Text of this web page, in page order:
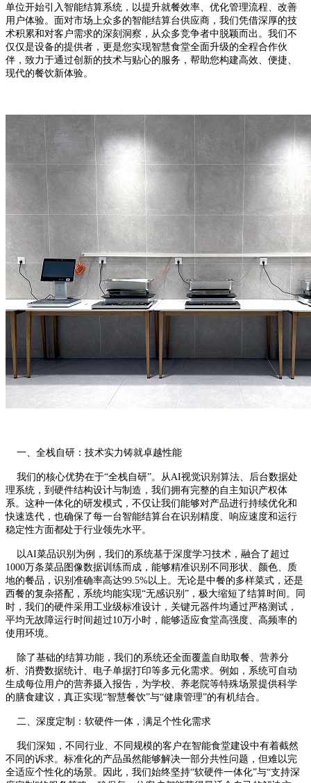
单位开始引入智能结算系统，以提升就餐效率、优化管理流程、改善
用户体验。面对市场上众多的智能结算台供应商，我们凭借深厚的技
术积累和对客户需求的深刻洞察，从众多竞争者中脱颖而出。我们不
仅仅是设备的提供者，更是您实现智慧食堂全面升级的全程合作伙
伴，致力于通过创新的技术与贴心的服务，帮助您构建高效、便捷、
现代的餐饮新体验。
一、全栈自研：技术实力铸就卓越性能
我们的核心优势在于“全栈自研”。从AI视觉识别算法、后台数据处
理系统，到硬件结构设计与制造，我们拥有完整的自主知识产权体
系。这种一体化的研发模式，不仅让我们能够对产品进行持续优化和
快速迭代，也确保了每一台智能结算台在识别精度、响应速度和运行
稳定性方面都处于行业领先水平。
以AI菜品识别为例，我们的系统基于深度学习技术，融合了超过
1000万条菜品图像数据训练而成，能够精准识别不同形状、颜色、质
地的餐品，识别准确率高达99.5%以上。无论是中餐的多样菜式，还是
西餐的复杂搭配，系统均能实现“无感识别”，极大缩短了结算时间。同
时，我们的硬件采用工业级标准设计，关键元器件均通过严格测试，
平均无故障运行时间超过10万小时，能够适应食堂高强度、高频率的
使用环境。
除了基础的结算功能，我们的系统还全面覆盖自助取餐、营养分
析、消费数据统计、电子单据打印等多元化需求。例如，系统可自动
生成每位用户的营养摄入报告，为学校、养老院等特殊场景提供科学
的膳食建议，真正实现“智慧餐饮”与“健康管理”的有机结合。
二、深度定制：软硬件一体，满足个性化需求
我们深知，不同行业、不同规模的客户在智能食堂建设中有着截然
不同的诉求。标准化的产品虽然能够解决一部分共性问题，但难以完
全适应个性化的场景。因此，我们始终坚持“软硬件一体化”与“支持深